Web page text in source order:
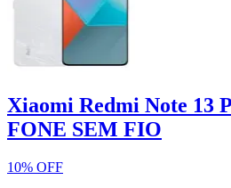
Xiaomi Redmi Note 13
FONE SEM FIO
10% OFF